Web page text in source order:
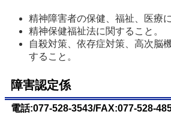
精神障害者の保健、福祉、医療
精神保健福祉法に関すること。
自殺対策、依存症対策、高次脳
すること。
障害認定係
電話:077-528-3543/FAX:077-528-